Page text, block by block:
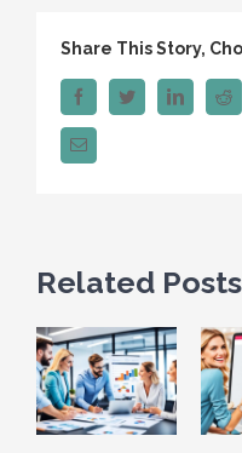
Share This Story,
FacebookTwitterLinkedIn
Related Posts